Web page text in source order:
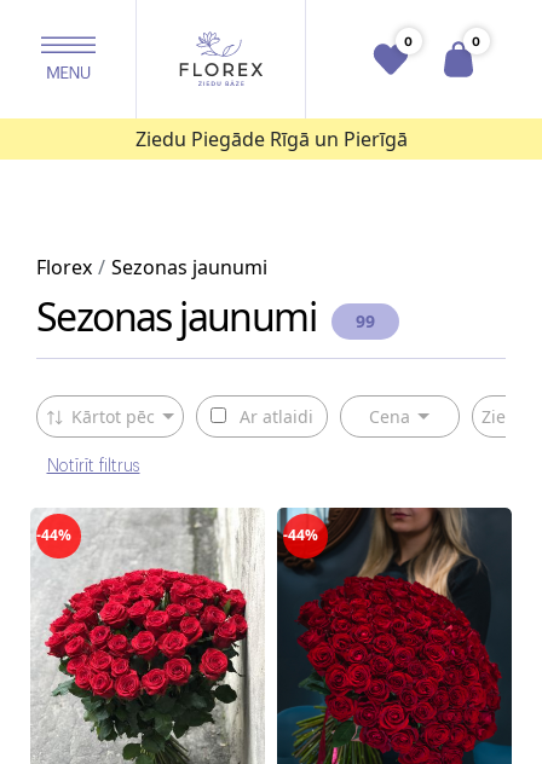
0 0
Ziedu Piegāde Rīgā un Pierīgā
Florex Sezonas jaunumi
Sezonas jaunumi 99
Kārtot pēc Ar atlaidi Cena Ziedu
Notīrīt filtrus
-44% -44%